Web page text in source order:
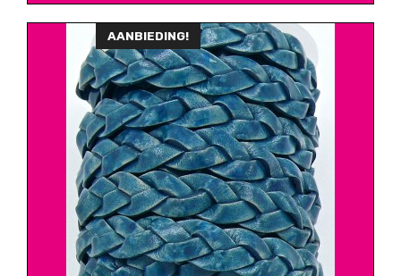
€ 13,95.€ 9,95.
AANBIEDING!